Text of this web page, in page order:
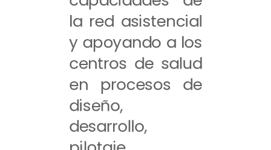
la red asistencial
y apoyando a los
centros de salud
en procesos de
diseño,
desarrollo,